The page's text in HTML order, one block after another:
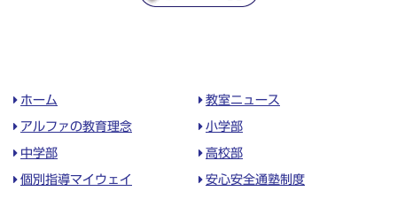
ホーム 教室ニュース
アルファの教育理念 小学部
中学部 高校部
個別指導マイウェイ 安心安全通塾制度